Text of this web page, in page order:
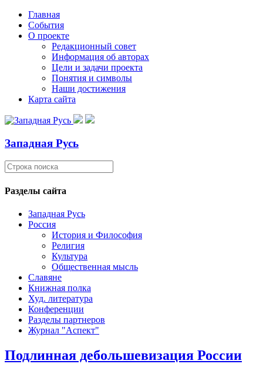
Главная
События
О проекте
Редакционный совет
Информация об авторах
Цели и задачи проекта
Понятия и символы
Наши достижения
Карта сайта
Западная Русь
Разделы сайта
Западная Русь
Россия
История и Философия
Религия
Культура
Общественная мысль
Славяне
Книжная полка
Худ. литература
Конференции
Разделы партнеров
Журнал "Аспект"
Подлинная дебольшевизация России